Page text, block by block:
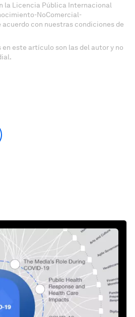
la Licencia Pública Internacional
NoComercial-
acuerdo con nuestras condiciones de
en este artículo son las del autor y no